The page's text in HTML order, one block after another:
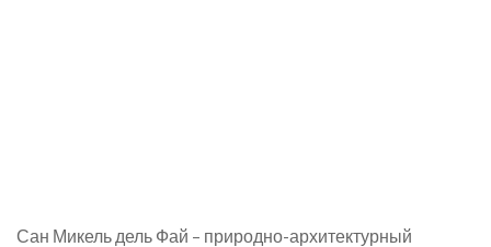
Сан Микель дель Фай – природно-архитектурный